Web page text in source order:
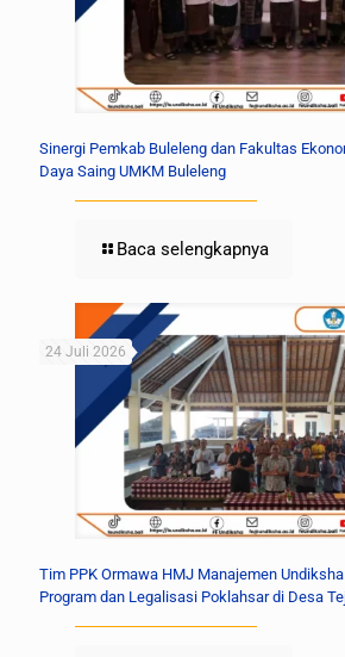
Sinergi Pemkab Buleleng dan Fakultas
Daya Saing UMKM Buleleng
Baca selengkapnya
24 Juli 2026
Tim PPK Ormawa HMJ Manajemen
Program dan Legalisasi Poklahsar di Desa